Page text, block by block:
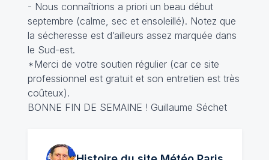
- Nous connaîtrions a priori un beau début
septembre (calme, sec et ensoleillé). Notez que
la sécheresse est d’ailleurs assez marquée dans
le Sud-est.
*Merci de votre soutien régulier (car ce site
professionnel est gratuit et son entretien est très
coûteux).
BONNE FIN DE SEMAINE ! Guillaume Séchet